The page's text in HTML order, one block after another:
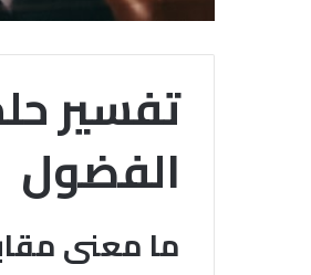
تفسير
الفضول
ما معنى